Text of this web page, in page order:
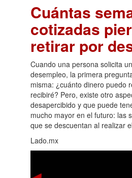
Cuántas
cotizadas
retirar por
Cuando una persona solicita
desempleo, la primera
misma: ¿cuánto dinero puedo
recibiré? Pero, existe otro
desapercibido y que puede
mucho mayor en el futuro: las
que se descuentan al realizar
Lado.mx